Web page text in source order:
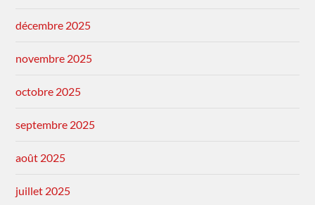
décembre 2025
novembre 2025
octobre 2025
septembre 2025
août 2025
juillet 2025